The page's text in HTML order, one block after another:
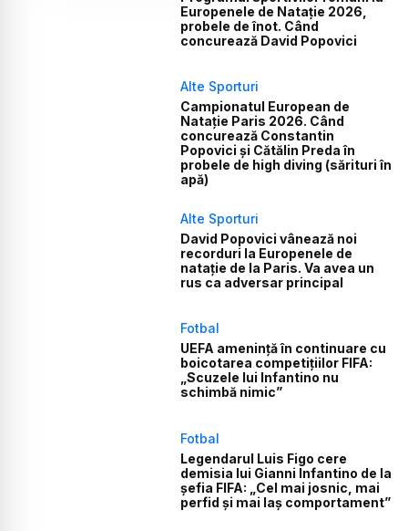
Europenele de Natație 2026,
probele de înot. Când
concurează David Popovici
Alte Sporturi
Campionatul European de
Natație Paris 2026. Când
concurează Constantin
Popovici și Cătălin Preda în
probele de high diving (sărituri în
apă)
Alte Sporturi
David Popovici vânează noi
recorduri la Europenele de
natație de la Paris. Va avea un
rus ca adversar principal
Fotbal
UEFA amenință în continuare cu
boicotarea competițiilor FIFA:
„Scuzele lui Infantino nu
schimbă nimic”
Fotbal
Legendarul Luis Figo cere
demisia lui Gianni Infantino de la
șefia FIFA: „Cel mai josnic, mai
perfid și mai laș comportament”